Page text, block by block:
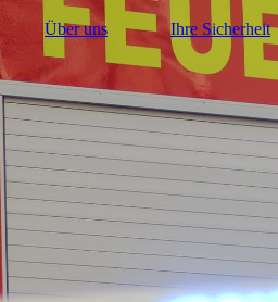
Über uns Ihre Sicherheit